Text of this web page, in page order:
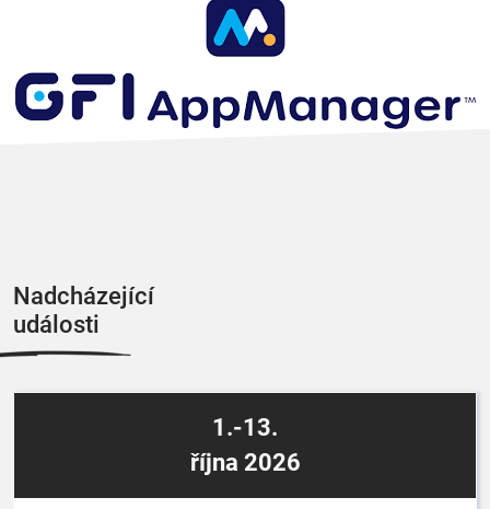
Nadcházející
události
1.-13.
října 2026